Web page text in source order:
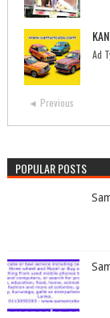
Ad
◄ Previous
POPULAR POSTS